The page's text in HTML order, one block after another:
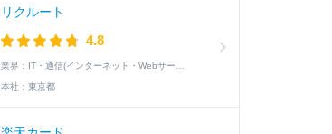
リクルート
4.8
業界：
本社： 東京都